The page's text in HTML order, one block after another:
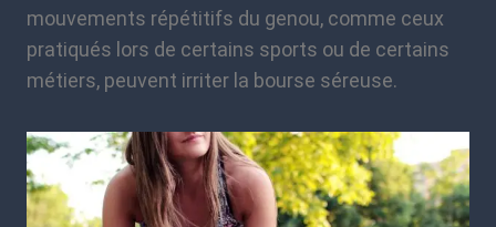
mouvements répétitifs du genou, comme ceux
pratiqués lors de certains sports ou de certains
métiers, peuvent irriter la bourse séreuse.